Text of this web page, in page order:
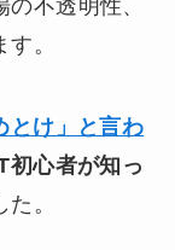
不透明性、
。
とけ」と言わ
初心者が知っ
。